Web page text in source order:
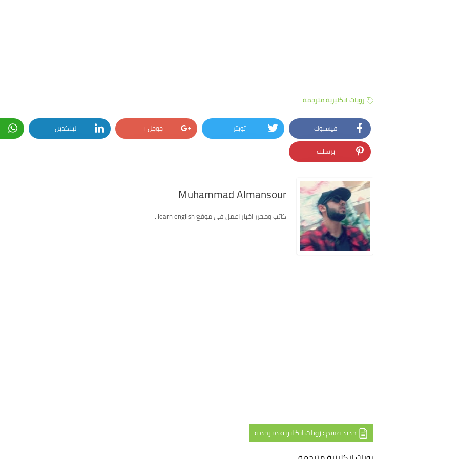
رويات انكليزية مترجمة
فيسبوك تويتر جوجل + لينكدين
برسنت
Muhammad Almansour
كاتب ومحرر اخبار اعمل في موقع learn english .
جديد قسم : رويات انكليزية مترجمة